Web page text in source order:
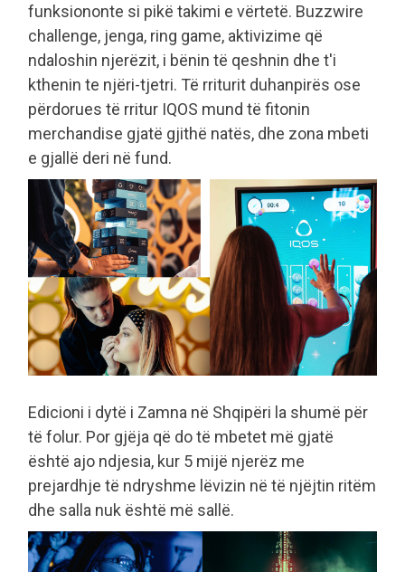
funksiononte si pikë takimi e vërtetë. Buzzwire
challenge, jenga, ring game, aktivizime që
ndaloshin njerëzit, i bënin të qeshnin dhe t'i
kthenin te njëri-tjetri. Të rriturit duhanpirës ose
përdorues të rritur IQOS mund të fitonin
merchandise gjatë gjithë natës, dhe zona mbeti
e gjallë deri në fund.
Edicioni i dytë i Zamna në Shqipëri la shumë për
të folur. Por gjëja që do të mbetet më gjatë
është ajo ndjesia, kur 5 mijë njerëz me
prejardhje të ndryshme lëvizin në të njëjtin ritëm
dhe salla nuk është më sallë.